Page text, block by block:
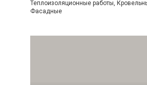
Теплоизоляционные работы,
Фасадные